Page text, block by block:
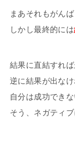
まあそれもがん
しかし最終的には
結果に直結すれ
逆に結果が出な
自分は成功できな
そう、ネガティ